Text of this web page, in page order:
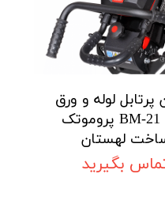
پرتابل لوله و ورق
مدل BM-21 پروموتک
لهستان
بگیرید